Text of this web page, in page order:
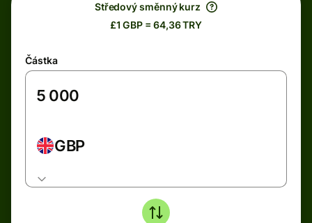
Středový směnný kurz
£1 GBP = 64,36 TRY
Částka
GBP